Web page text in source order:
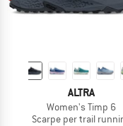
ALTRA
Women's Timp 6
Scarpe per trail